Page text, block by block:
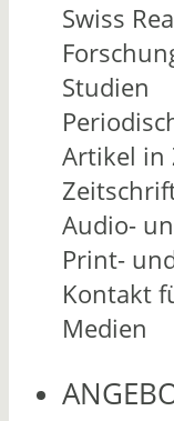
Swiss
Studien
Artikel in
Audio-
Print-
Kontakt
Medien